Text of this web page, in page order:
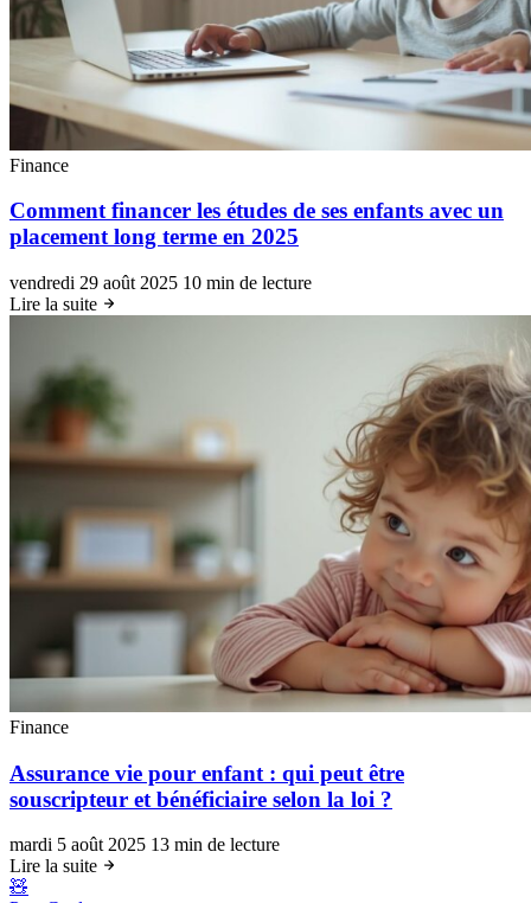
Finance
Comment financer les études de ses enfants avec un
placement long terme en 2025
vendredi 29 août 2025 10 min de lecture
Lire la suite
Finance
Assurance vie pour enfant : qui peut être
souscripteur et bénéficiaire selon la loi ?
mardi 5 août 2025 13 min de lecture
Lire la suite
🧸